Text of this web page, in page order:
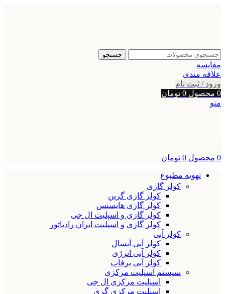
جستجو
مقایسه
علاقه مندی
ورود / ثبت نام
0 محصول 0 تومان
منو
0 محصول 0 تومان
تهویه مطبوع
کولر گازی
کولر گازی گرین
کولر گازی هایسنس
کولر گازی و اسپلیت ال جی
کولر گازی و اسپلیت ایران رادیاتور
کولر آبی
کولر آبی آبسال
کولر آبی انرژی
کولر آبی برفاب
سیستم اسپلیت مرکزی
اسپلیت مرکزی ال جی
اسپلیت مرکزی گری